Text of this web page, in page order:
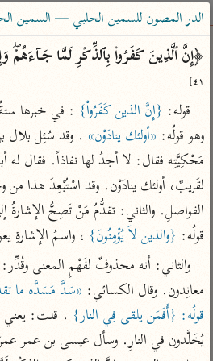
ساهم معنا في نشر القرآن
الباحث
or more characters for results.
Type 1 or more
characters for results.
أمّهات
تفسير الطبري
تفسير ابن كثير
تفسير القرطبي
تفسير البغوي
عامّة
فتح البيان
فتح القدير
تفسير ابن
موسوعات
الدر المصون للسمين الحلبي — السمين الحلبي
﴿إِنَّ ٱلَّذِینَ كَفَرُوا۟ بِٱلذِّكۡرِ لَمَّا جَاۤءَهُمۡۖ
٤١]
قوله: {إِنَّ الذين كَفَرُواْ}
وهو قولُه: «أولئك ينادَوْن»
الفواصلِ. والثاني: تقدُّمُ مَنْ تَصِحُّ الإِشارةُ
قولُه: {والذين لاَ يُؤْمِنُونَ} ، واسمُ الإِشارةِ
معانِدون. وقال الكسائي: «سَدَّ مَسَدَّه ما
قولُه: {أَفَمَن يلقى فِي النار}